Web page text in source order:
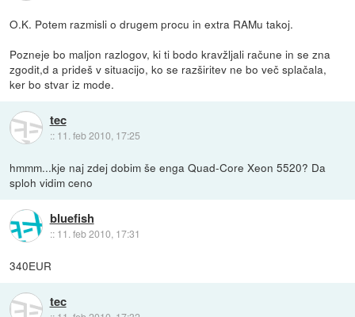
O.K. Potem razmisli o drugem procu in extra RAMu takoj.
Pozneje bo maljon razlogov, ki ti bodo kravžljali račune in se zna
zgodit,d a prideš v situacijo, ko se razširitev ne bo več splačala,
ker bo stvar iz mode.
tec
:: 11. feb 2010, 17:25
hmmm...kje naj zdej dobim še enga Quad-Core Xeon 5520? Da
sploh vidim ceno
bluefish
:: 11. feb 2010, 17:31
340EUR
tec